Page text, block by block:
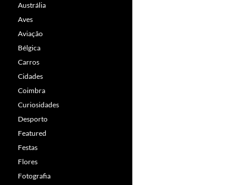
Austrália
Aves
Aviação
Bélgica
Carros
Cidades
Coimbra
Curiosidades
Desporto
Featured
Festas
Flores
Fotografia